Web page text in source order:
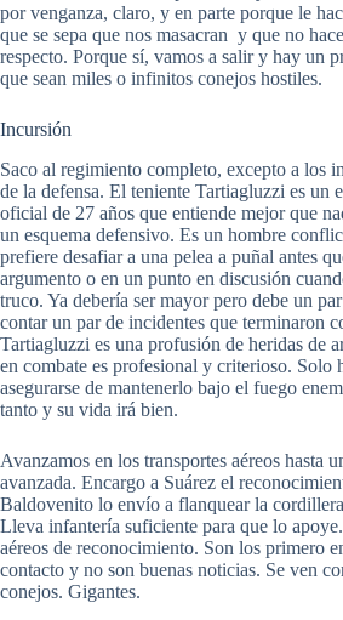
por venganza, claro, y en parte porque le
que se sepa que nos masacran y que no
respecto. Porque sí, vamos a salir y hay un
que sean miles o infinitos conejos hostiles.
Incursión
Saco al regimiento completo, excepto a los
de la defensa. El teniente Tartiagluzzi es un
oficial de 27 años que entiende mejor que
un esquema defensivo. Es un hombre
prefiere desafiar a una pelea a puñal antes
argumento o en un punto en discusión
truco. Ya debería ser mayor pero debe un
contar un par de incidentes que terminaron
Tartiagluzzi es una profusión de heridas de
en combate es profesional y criterioso. Solo
asegurarse de mantenerlo bajo el fuego
tanto y su vida irá bien.
Avanzamos en los transportes aéreos hasta
avanzada. Encargo a Suárez el
Baldovenito lo envío a flanquear la
Lleva infantería suficiente para que lo
aéreos de reconocimiento. Son los primero
contacto y no son buenas noticias. Se ven
conejos. Gigantes.